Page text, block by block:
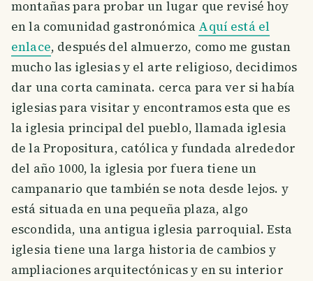
montañas para probar un lugar que revisé hoy
en la comunidad gastronómica Aquí está el
enlace, después del almuerzo, como me gustan
mucho las iglesias y el arte religioso, decidimos
dar una corta caminata. cerca para ver si había
iglesias para visitar y encontramos esta que es
la iglesia principal del pueblo, llamada iglesia
de la Propositura, católica y fundada alrededor
del año 1000, la iglesia por fuera tiene un
campanario que también se nota desde lejos. y
está situada en una pequeña plaza, algo
escondida, una antigua iglesia parroquial. Esta
iglesia tiene una larga historia de cambios y
ampliaciones arquitectónicas y en su interior